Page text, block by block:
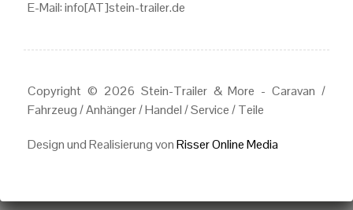
E-Mail: info[AT]stein-trailer.de
Copyright © 2026 Stein-Trailer & More - Caravan /
Fahrzeug / Anhänger / Handel / Service / Teile
Design und Realisierung vonRisser Online Media